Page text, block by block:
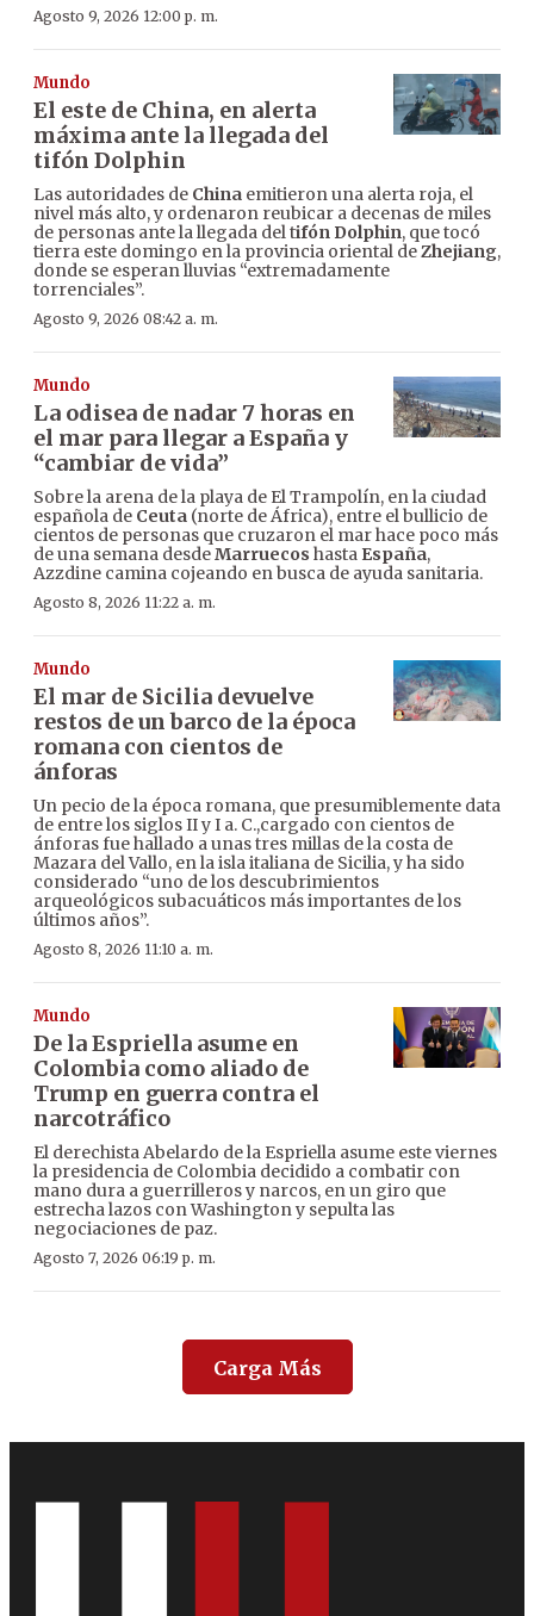
Agosto 9, 2026 12:00 p. m.
Mundo
El este de China, en alerta
máxima ante la llegada del
tifón Dolphin
Las autoridades de China emitieron una alerta roja, el
nivel más alto, y ordenaron reubicar a decenas de miles
de personas ante la llegada del tifón Dolphin, que tocó
tierra este domingo en la provincia oriental deZhejiang,
donde se esperan lluvias “extremadamente
torrenciales”.
Agosto 9, 2026 08:42 a. m.
Mundo
La odisea de nadar 7 horas en
el mar para llegar a España y
“cambiar de vida”
Sobre la arena de la playa de El Trampolín, en la ciudad
española de Ceuta (norte de África), entre el bullicio de
cientos de personas que cruzaron el mar hace poco más
de una semana desdeMarruecos hasta España,
Azzdine camina cojeando en busca de ayuda sanitaria.
Agosto 8, 2026 11:22 a. m.
Mundo
El mar de Sicilia devuelve
restos de un barco de la época
romana con cientos de
ánforas
Un pecio de la época romana, que presumiblemente data
de entre los siglos II y I a. C.,cargado con cientos de
ánforas fue hallado a unas tres millas de la costa de
Mazara del Vallo, en la isla italiana de Sicilia, y ha sido
considerado “uno de los descubrimientos
arqueológicos subacuáticos más importantes de los
últimos años”.
Agosto 8, 2026 11:10 a. m.
Mundo
De la Espriella asume en
Colombia como aliado de
Trump en guerra contra el
narcotráfico
El derechista Abelardo de la Espriella asume este viernes
la presidencia de Colombia decidido a combatir con
mano dura a guerrilleros y narcos, en un giro que
estrecha lazos con Washington y sepulta las
negociaciones de paz.
Agosto 7, 2026 06:19 p. m.
Carga Más